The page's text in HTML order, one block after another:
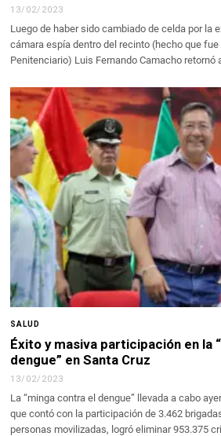
13/02/2023
Luego de haber sido cambiado de celda por la
cámara espía dentro del recinto (hecho que
Penitenciario) Luis Fernando Camacho retornó
SALUD
Éxito y masiva participación en la
dengue” en Santa Cruz
13/02/2023
La “minga contra el dengue” llevada a cabo
que contó con la participación de 3.462
personas movilizadas, logró eliminar 953.375